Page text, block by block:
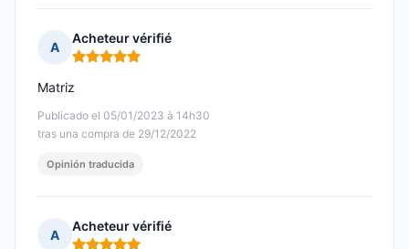
A
Acheteur vérifié
Nota: 5 de 5
Publicado el 05/01/2023 à 14h30
tras una compra de 29/12/2022
Matriz
Opinión traducida
A
Acheteur vérifié